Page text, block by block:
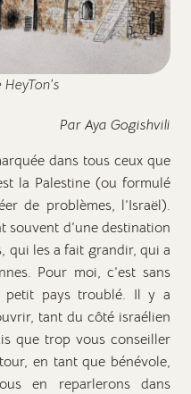
Par Aya Gogishvili
dans tous ceux que
la Palestine (ou formulé
de problèmes, l’Israël).
souvent d’une destination
qui les a fait grandir, qui a
Pour moi, c’est sans
petit pays troublé. Il y a
tant du côté israélien
que trop vous conseiller
en tant que bénévole,
en reparlerons dans